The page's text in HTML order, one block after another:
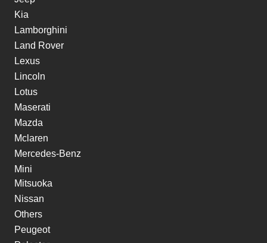
Kia
Lamborghini
Land Rover
Lexus
Lincoln
Lotus
Maserati
Mazda
Mclaren
Mercedes-Benz
Mini
Mitsuoka
Nissan
Others
Peugeot